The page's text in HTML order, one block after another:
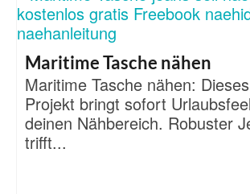
Maritime Tasche nähen
Maritime Tasche nähen:
Projekt bringt sofort
deinen Nähbereich. Robuster
trifft...